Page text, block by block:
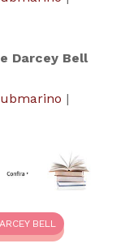
Darcey Bell
|
BELL